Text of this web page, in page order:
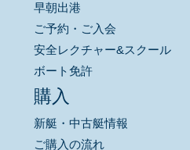
早朝出港
ご予約・ご入会
安全レクチャー&スクール
ボート免許
購入
新艇・中古艇情報
ご購入の流れ